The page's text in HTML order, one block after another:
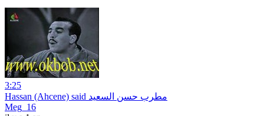
3:25
Hassan (Ahcene) said مطرب حسن السعيد
Meg_16